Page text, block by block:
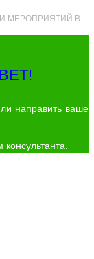
И МЕРОПРИЯТИЙ В
направить ваше